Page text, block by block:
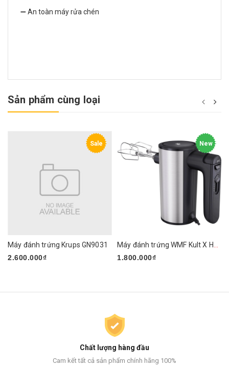
➖ An toàn máy rửa chén
Sản phẩm cùng loại
Sale
Máy đánh trứng Krups GN9031
2.600.000₫
New
1.800.000₫
Chất lượng hàng đầu
Cam kết tất cả sản phẩm chính hãng 100%